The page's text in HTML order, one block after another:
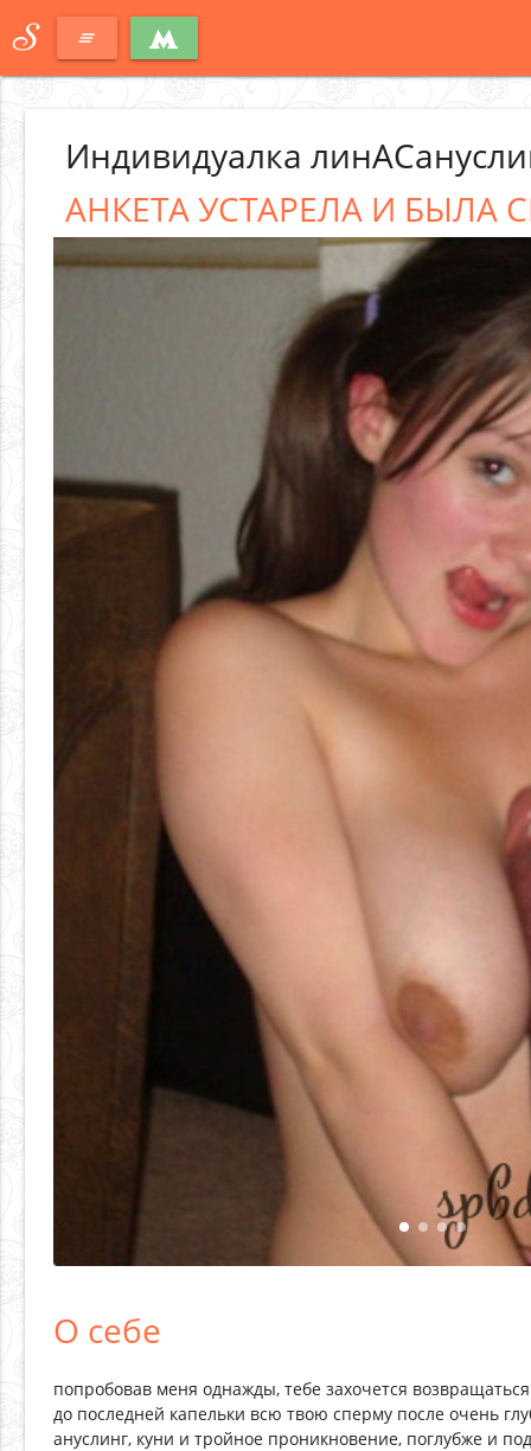
S clear_all
Индивидуалка
АНКЕТА УСТАРЕЛА И БЫЛА
О себе
попробовав меня однажды, тебе захочется
до последней капельки всю твою сперму после очень
ануслинг, куни и тройное проникновение, поглубже и